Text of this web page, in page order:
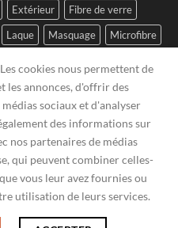
Extérieur
Fibre de verre
Laque Masquage
Microfibre
Réhausseur Sagex
SPC
cookies nous permettent de
les annonces, d'offrir des
sociaux et d'analyser
des informations sur
nos partenaires de médias
qui peuvent combiner celles-
vous leur avez fournies ou
utilisation de leurs services.